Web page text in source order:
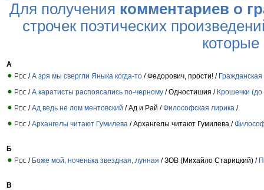
Для получения комментариев о
строчек поэтических
А
/А зря мы свергли Яныка когда-то / Федорович, прости! / Гражданская
/А каратисты распоясались по-черному / Одностишия / Крошечки (до
/Ад ведь не лом ментовский / Ад и Рай /Философская лирика /
/Архангелы читают Гумилева / Архангелы читают Гумилева /
Б
/ Боже мой, ноченька звездная, лунная / ЗОВ (Михайло Старицкий) /
В